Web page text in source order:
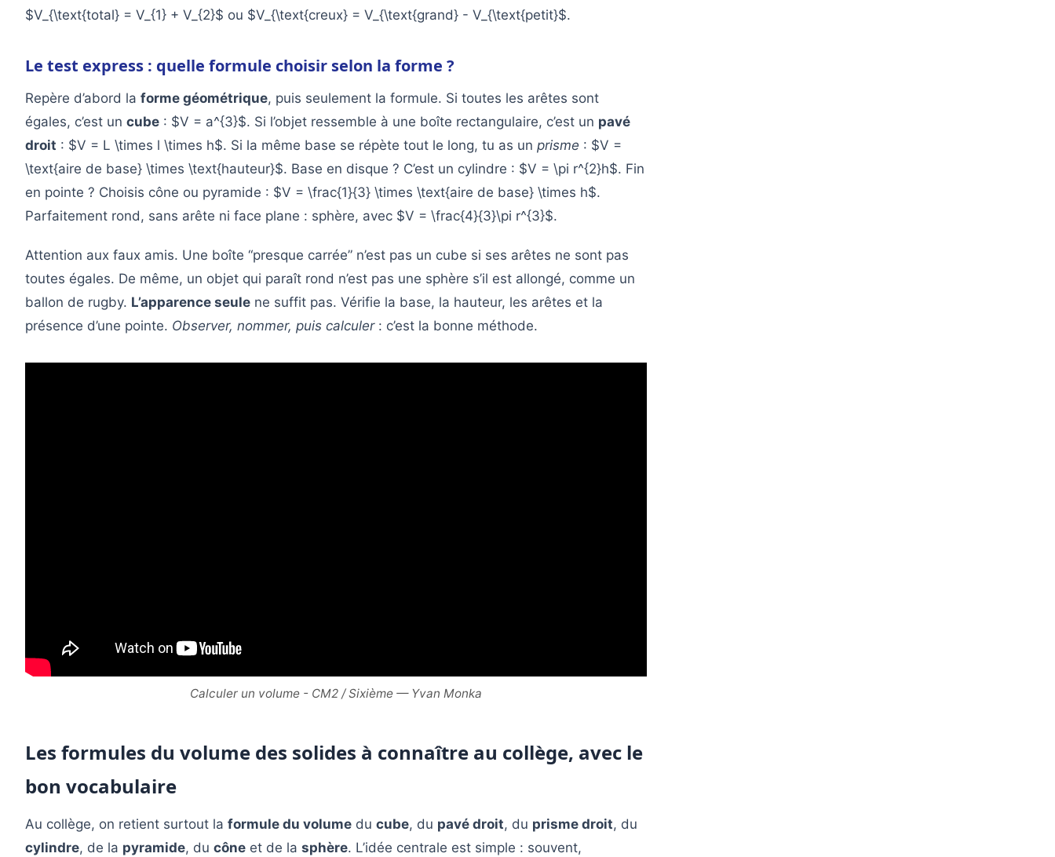
$V_{\text{total} = V_{1} + V_{2}$ ou $V_{\text{creux} = V_{\text{grand} - V_{\text{petit}$.
Le test express : quelle formule choisir selon la forme ?
Repère d’abord la forme géométrique, puis seulement la formule. Si toutes les arêtes sont
égales, c’est un cube : $V = a^{3}$. Si l’objet ressemble à une boîte rectangulaire, c’est un pavé
droit : $V = L \times l \times h$. Si la même base se répète tout le long, tu as un prisme : $V =
\text{aire de base} \times \text{hauteur}$. Base en disque ? C’est un cylindre : $V = \pi r^{2}h$. Fin
en pointe ? Choisis cône ou pyramide : $V = \frac{1}{3} \times \text{aire de base} \times h$.
Parfaitement rond, sans arête ni face plane : sphère, avec $V = \frac{4}{3}\pi r^{3}$.
Attention aux faux amis. Une boîte “presque carrée” n’est pas un cube si ses arêtes ne sont pas
toutes égales. De même, un objet qui paraît rond n’est pas une sphère s’il est allongé, comme un
ballon de rugby. L’apparence seule ne suffit pas. Vérifie la base, la hauteur, les arêtes et la
présence d’une pointe. Observer, nommer, puis calculer: c’est la bonne méthode.
Calculer un volume - CM2 / Sixième — Yvan Monka
Les formules du volume des solides à connaître au collège, avec le
bon vocabulaire
Au collège, on retient surtout la formule du volume du cube, du pavé droit, du prisme droit, du
cylindre, de la pyramide, du cône et de la sphère. L’idée centrale est simple : souvent,